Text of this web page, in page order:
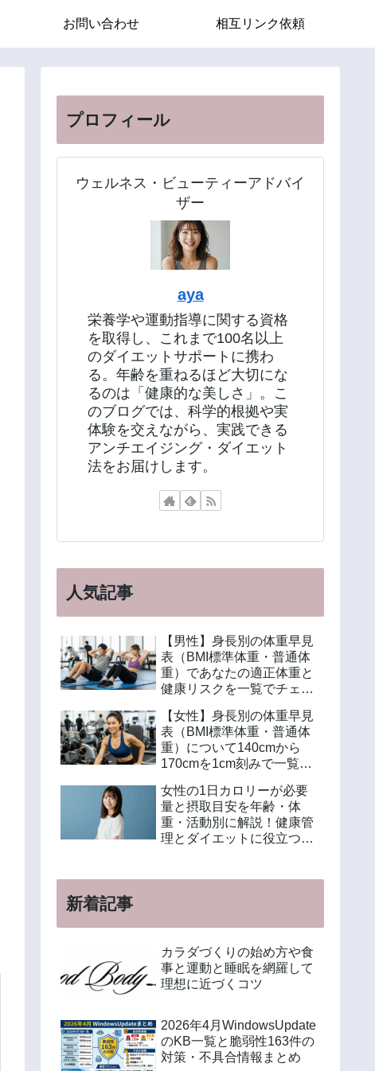
お問い合わせ 相互リンク依頼
プロフィール
ウェルネス・ビューティーアドバイ
ザー
aya
栄養学や運動指導に関する資格
を取得し、これまで100名以上
のダイエットサポートに携わ
る。年齢を重ねるほど大切にな
るのは「健康的な美しさ」。こ
のブログでは、科学的根拠や実
体験を交えながら、実践できる
アンチエイジング・ダイエット
法をお届けします。
人気記事
【男性】身長別の体重早見
表（BMI標準体重・普通体
重）であなたの適正体重と
健康リスクを一覧でチェッ
【女性】身長別の体重早見
表（BMI標準体重・普通体
重）について140cmから
170cmを1cm刻みで一覧解
算方法も紹介
女性の1日カロリーが必要
量と摂取目安を年齢・体
重・活動別に解説！健康管
理とダイエットに役立つ計
新着記事
カラダづくりの始め方や食
事と運動と睡眠を網羅して
理想に近づくコツ
2026年4月WindowsUpdate
のKB一覧と脆弱性163件の
対策・不具合情報まとめ